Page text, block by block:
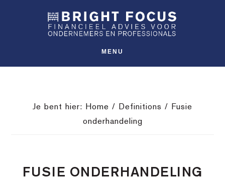
inhoud
MENU
Je bent hier: Home / Definitions /
Fusie
onderhandeling
FUSIE ONDERHANDELING